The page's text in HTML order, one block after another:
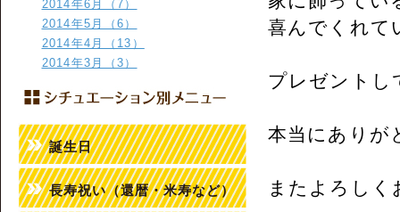
喜んでくれて
プレゼントし
本当にありが
またよろしく
2014年6月（7）
2014年5月（6）
2014年4月（13）
2014年3月（3）
誕生日
長寿祝い（還暦・米寿など）